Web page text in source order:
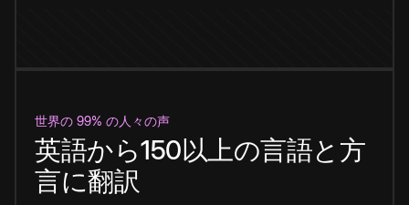
世界の 99% の人々の声
英語から150以上の言語と方
言に翻訳